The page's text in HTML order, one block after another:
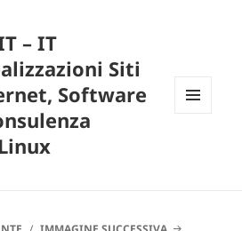
– IT
Siti
Software